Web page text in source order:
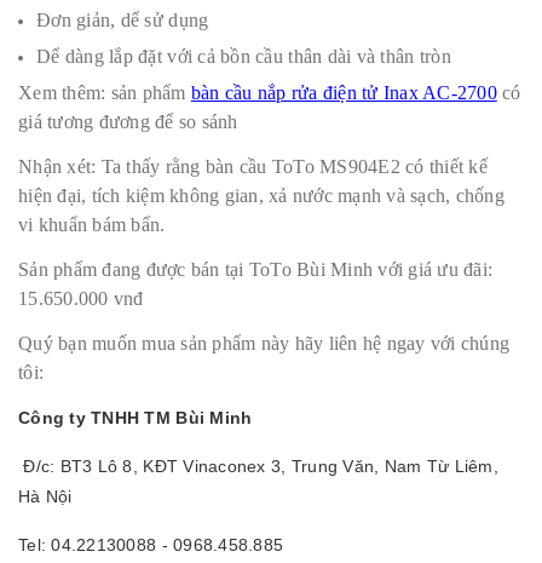
Đơn giản, dể sử dụng
Dể dàng lắp đặt với cả bồn cầu thân dài và thân tròn
Xem thêm: sản phẩm bàn cầu nắp rửa điện tử Inax AC-2700có
giá tương đương để so sánh
Nhận xét: Ta thấy rằng bàn cầu ToTo MS904E2 có thiết kế
hiện đại, tích kiệm không gian, xả nước mạnh và sạch, chống
vi khuẩn bám bẩn.
Sản phẩm đang được bán tại ToTo Bùi Minh với giá ưu đãi:
15.650.000 vnđ
Quý bạn muốn mua sản phẩm này hãy liên hệ ngay với chúng
tôi:
Công ty TNHH TM Bùi Minh
Đ/c: BT3 Lô 8, KĐT Vinaconex 3, Trung Văn, Nam Từ Liêm,
Hà Nội
Tel: 04.22130088 - 0968.458.885